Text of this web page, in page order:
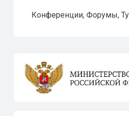
Конференции, Форумы,